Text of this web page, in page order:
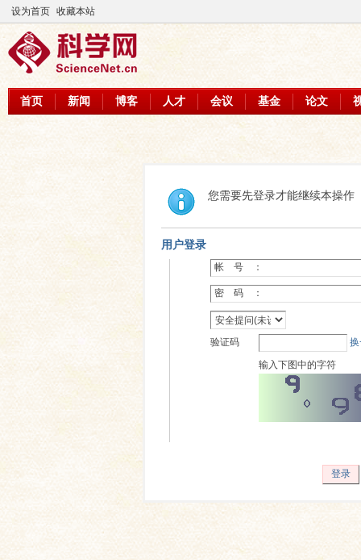
设为首页 收藏本站
首页 新闻 博客 人才 会议 基金 论文
您需要先登录才能继续本操作
用户登录
帐 号 ：
密 码 ：
验证码
输入下图中的字符
登录